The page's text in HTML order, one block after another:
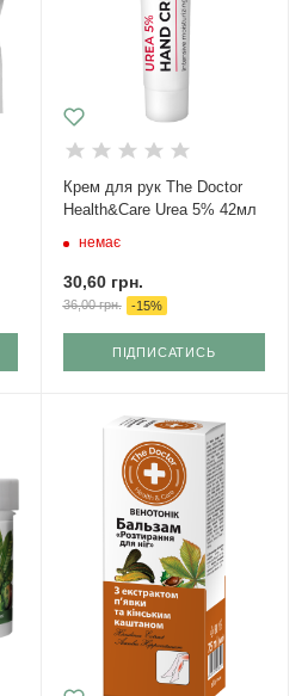
Крем для рук The Doctor
Health&Care Urea 5% 42мл
немає
30,60грн.
36,00грн. -15%
ПІДПИСАТИСЬ